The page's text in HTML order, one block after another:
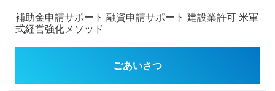
補助金申請サポート 融資申請サポート 建設業許可 米軍
式経営強化メソッド
ごあいさつ